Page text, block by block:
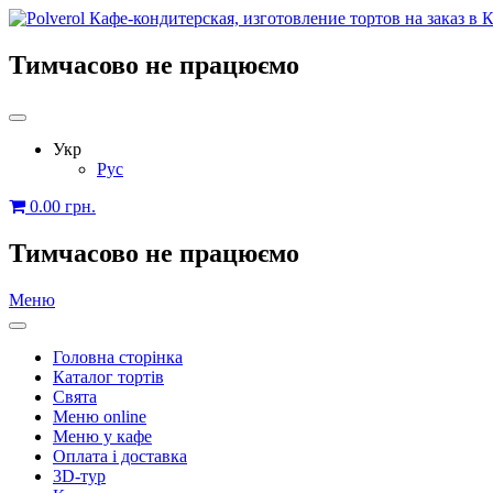
Тимчасово не працюємо
Укр
Рус
0.00 грн.
Тимчасово не працюємо
Меню
Головна сторінка
Каталог тортів
Свята
Меню online
Меню у кафе
Оплата і доставка
3D-тур